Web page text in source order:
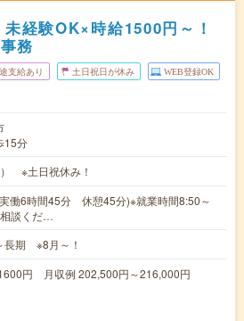
未経験OK×時給1500円～！
務
支給あり 土日祝日が休み WEB登録OK
15分
※土日祝休み！
働6時間45分 休憩45分)※就業時間8:50～
談くだ…
長期 ※8月～！
円 月収例 202,500円～216,000円